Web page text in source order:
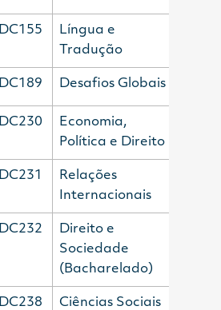
DC155
Língua e
Tradução
DC189 Desafios Globais
DC230
Economia,
Política e Direito
DC231
Relações
Internacionais
DC232
Direito e
Sociedade
(Bacharelado)
DC238
Ciências Sociais